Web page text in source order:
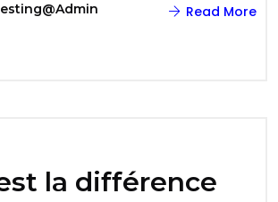
Read More
la différence